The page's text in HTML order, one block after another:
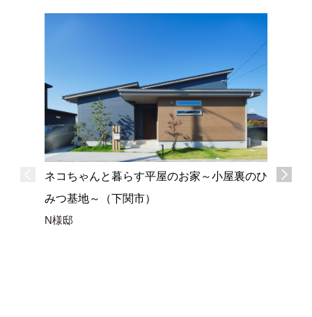
ネコちゃんと暮らす平屋のお家～小屋裏のひ
みつ基地～（下関市）
N様邸